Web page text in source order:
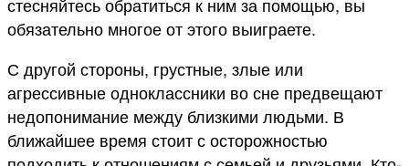
обязательно многое от этого выиграете.
С другой стороны, грустные, злые или
агрессивные одноклассники во сне предвещают
недопонимание между близкими людьми. В
ближайшее время стоит с осторожностью